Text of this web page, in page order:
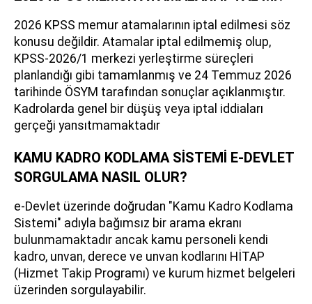
2026 KPSS memur atamalarının iptal edilmesi söz
konusu değildir. Atamalar iptal edilmemiş olup,
KPSS-2026/1 merkezi yerleştirme süreçleri
planlandığı gibi tamamlanmış ve 24 Temmuz 2026
tarihinde ÖSYM tarafından sonuçlar açıklanmıştır.
Kadrolarda genel bir düşüş veya iptal iddiaları
gerçeği yansıtmamaktadır
KAMU KADRO KODLAMA SİSTEMİ E-DEVLET
SORGULAMA NASIL OLUR?
e-Devlet üzerinde doğrudan "Kamu Kadro Kodlama
Sistemi" adıyla bağımsız bir arama ekranı
bulunmamaktadır ancak kamu personeli kendi
kadro, unvan, derece ve unvan kodlarını HİTAP
(Hizmet Takip Programı) ve kurum hizmet belgeleri
üzerinden sorgulayabilir.